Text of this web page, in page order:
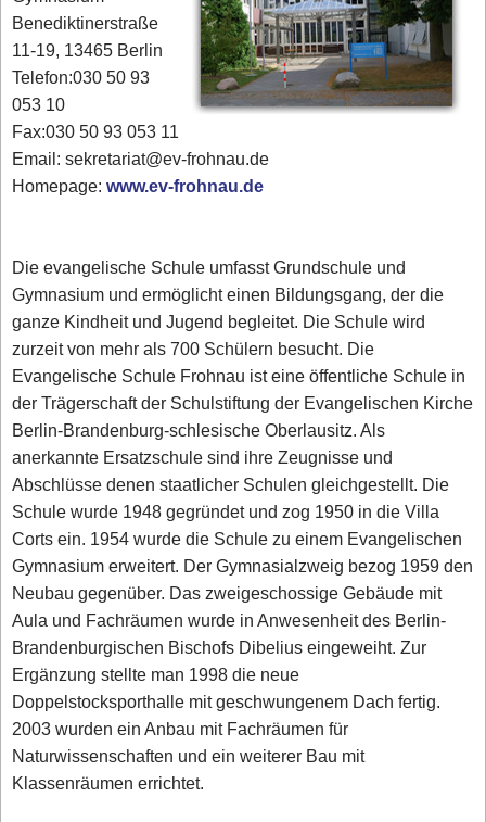
Benediktinerstraße
11-19, 13465 Berlin
Telefon:030 50 93
053 10
Fax:030 50 93 053 11
Email: sekretariat@ev-frohnau.de
Homepage:www.ev-frohnau.de
Die evangelische Schule umfasst Grundschule und
Gymnasium und ermöglicht einen Bildungsgang, der die
ganze Kindheit und Jugend begleitet. Die Schule wird
zurzeit von mehr als 700 Schülern besucht. Die
Evangelische Schule Frohnau ist eine öffentliche Schule in
der Trägerschaft der Schulstiftung der Evangelischen Kirche
Berlin-Brandenburg-schlesische Oberlausitz. Als
anerkannte Ersatzschule sind ihre Zeugnisse und
Abschlüsse denen staatlicher Schulen gleichgestellt. Die
Schule wurde 1948 gegründet und zog 1950 in die Villa
Corts ein. 1954 wurde die Schule zu einem Evangelischen
Gymnasium erweitert. Der Gymnasialzweig bezog 1959 den
Neubau gegenüber. Das zweigeschossige Gebäude mit
Aula und Fachräumen wurde in Anwesenheit des Berlin-
Brandenburgischen Bischofs Dibelius eingeweiht. Zur
Ergänzung stellte man 1998 die neue
Doppelstocksporthalle mit geschwungenem Dach fertig.
2003 wurden ein Anbau mit Fachräumen für
Naturwissenschaften und ein weiterer Bau mit
Klassenräumen errichtet.